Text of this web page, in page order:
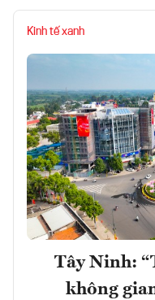
Kinh tế xanh
Tây Ninh:
không